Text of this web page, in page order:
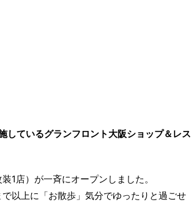
しているグランフロント大阪ショップ＆レス
1店）が一斉にオープンしました。
以上に「お散歩」気分でゆったりと過ごせ